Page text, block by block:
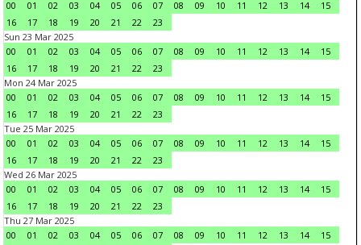
00
01 02 03 04 05 06 07 08 09 10 11 12 13 14
15
16
17 18 19 20 21 22
23
Sun 23 Mar 2025
00
01 02 03 04 05 06 07 08 09 10 11 12 13 14
15
16
17 18 19 20 21 22
23
Mon 24 Mar 2025
00
01 02 03 04 05 06 07 08 09 10 11 12 13 14
15
16
17 18 19 20 21 22
23
Tue 25 Mar 2025
00
01 02 03 04 05 06 07 08 09 10 11 12 13 14
15
16
17 18 19 20 21 22
23
Wed 26 Mar 2025
00
01 02 03 04 05 06 07 08 09 10 11 12 13 14
15
16
17 18 19 20 21 22
23
Thu 27 Mar 2025
00
01 02 03 04 05 06 07 08 09 10 11 12 13 14
15